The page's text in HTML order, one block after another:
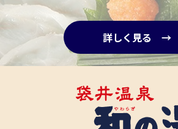
詳しく見る →